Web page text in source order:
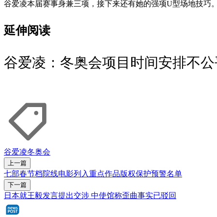
谷爱凌本届赛事身兼三项，接下来还有她的强项U型场地技巧
延伸阅读
谷爱凌：冬奥会项目时间安排不
谷爱凌冬奥会
上一篇
七部春节档院线电影列入重点作品版权保护预警名单
下一篇
日本就王毅发言提出交涉 中使馆称歪曲事实已驳回